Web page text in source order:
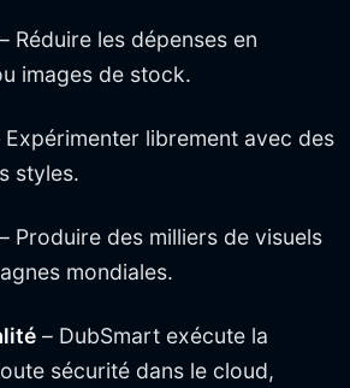
– Réduire les dépenses en
images de stock.
Expérimenter librement avec des
styles.
– Produire des milliers de visuels
mondiales.
– DubSmart exécute la
sécurité dans le cloud,